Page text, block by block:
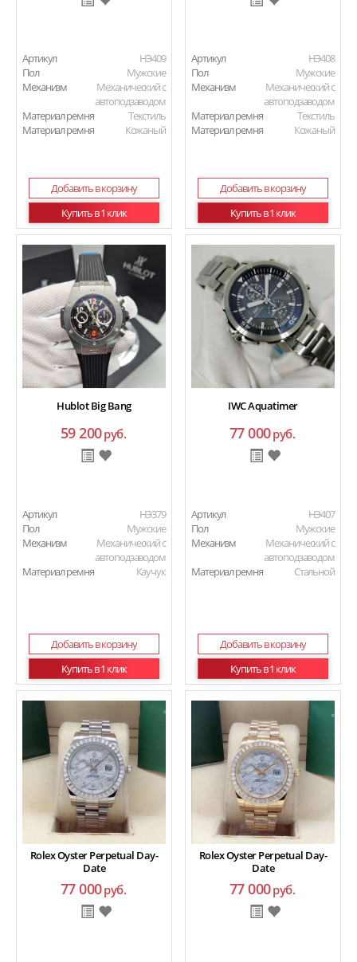
Артикул
HЭ409
Пол
Мужские
Механизм
Механический с
автоподзаводом
Материал ремня
Текстиль
Материал ремня
Кожаный
Добавить в корзину
Купить в 1 клик
Артикул
HЭ408
Пол
Мужские
Механизм
Механический с
автоподзаводом
Материал ремня
Текстиль
Материал ремня
Кожаный
Добавить в корзину
Купить в 1 клик
Hublot Big Bang
59 200руб.
Артикул
HЭ379
Пол
Мужские
Механизм
Механический с
автоподзаводом
Материал ремня
Каучук
Добавить в корзину
Купить в 1 клик
IWC Aquatimer
77 000руб.
Артикул
HЭ407
Пол
Мужские
Механизм
Механический с
автоподзаводом
Материал ремня
Стальной
Добавить в корзину
Купить в 1 клик
Rolex Oyster Perpetual Day-
Date
77 000руб.
Rolex Oyster Perpetual Day-
Date
77 000руб.